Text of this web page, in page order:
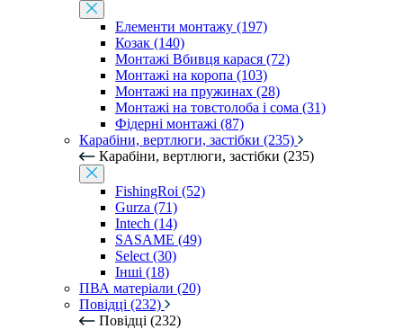
Елементи монтажу (197)
Козак (140)
Монтажі Вбивця карася (72)
Монтажі на коропа (103)
Монтажі на пружинах (28)
Монтажі на товстолоба і сома (31)
Фідерні монтажі (87)
Карабіни, вертлюги, застібки (235)
Карабіни, вертлюги, застібки (235)
FishingRoi (52)
Gurza (71)
Intech (14)
SASAME (49)
Select (30)
Інші (18)
ПВА матеріали (20)
Повідці (232)
Повідці (232)